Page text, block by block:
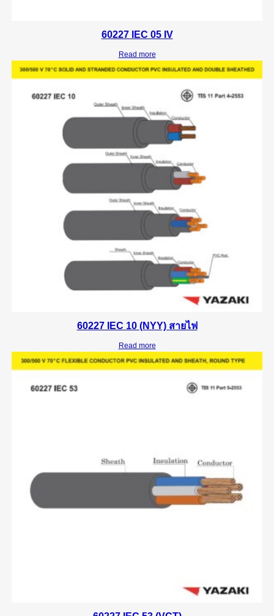
60227 IEC 05 IV
Read more
60227 IEC 10 (NYY) สายไฟ
Read more